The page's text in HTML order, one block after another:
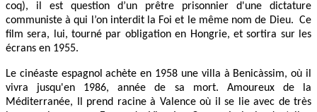
coq), il est question d’un prêtre prisonnier d'une dictature
communiste à qui l’on interdit la Foi et le même nom de Dieu. Ce
film sera, lui, tourné par obligation en Hongrie, et sortira sur les
écrans en 1955.
Le cinéaste espagnol achète en 1958 une villa à Benicàssim, où il
vivra jusqu'en 1986, année de sa mort. Amoureux de la
Méditerranée, Il prend racine à Valence où iI se lie avec de très